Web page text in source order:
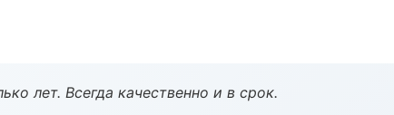
лет. Всегда качественно и в срок.